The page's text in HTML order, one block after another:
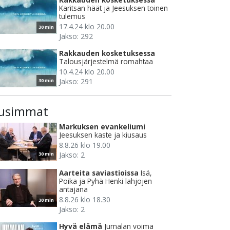
30 min
Karitsan häät ja Jeesuksen toinen
tulemus
17.4.24 klo 20.00
Jakso: 292
30 min
Rakkauden kosketuksessa
Talousjärjestelmä romahtaa
10.4.24 klo 20.00
Jakso: 291
30 min
Markuksen evankeliumi
Jeesuksen kaste ja kiusaus
8.8.26 klo 19.00
Jakso: 2
30 min
Aarteita saviastioissa Isä,
Poika ja Pyhä Henki lahjojen
antajana
8.8.26 klo 18.30
Jakso: 2
Hyvä elämä Jumalan voima